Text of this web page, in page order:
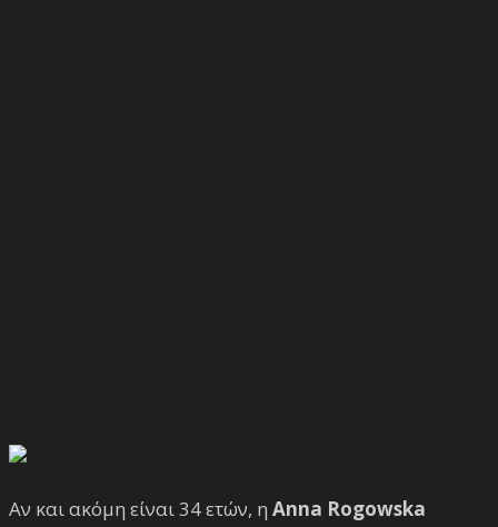
Αν και ακόμη είναι 34 ετών, η Anna Rogowska